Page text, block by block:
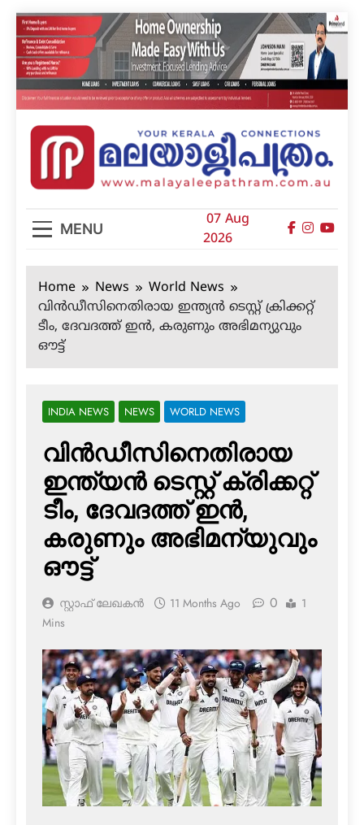
Skip
to
content
മലയാളിപത്രം
MENU
07 Aug
2026
Home News
World News
വിന്‍ഡീസിനെതിരായ ഇന്ത്യന്‍ ടെസ്റ്റ് ക്രിക്കറ്റ്
ടീം, ദേവദത്ത് ഇന്‍, കരുണും അഭിമന്യുവും
ഔട്ട്
INDIA NEWS NEWS WORLD NEWS
വിന്‍ഡീസിനെതിരായ
ഇന്ത്യന്‍ ടെസ്റ്റ് ക്രിക്കറ്റ്
ടീം, ദേവദത്ത് ഇന്‍,
കരുണും അഭിമന്യുവും
ഔട്ട്
സ്റ്റാഫ് ലേഖകൻ 11 Months Ago 0
1
Mins